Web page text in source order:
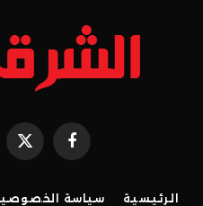
فيسبوك X
الرئيسية سياسة